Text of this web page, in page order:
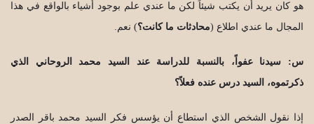
هو كان يريد أن يكتب شيئاً لكن ما عندي علم بوجود أشياء بالواقع في هذا
المجال ما عندي اطلاع (محادثات ما كانت؟) نعم.
س: سيدنا عفواً، بالنسبة للدراسة عند السيد محمد الروحاني الذي
ذكرتموه، السيد درس عنده فعلاً؟
إذا نقول الشخص الذي استطاع أن يؤسس فكر السيد محمد باقر الصدر